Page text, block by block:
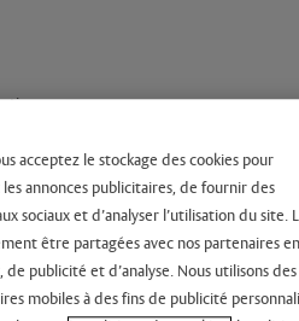
sa pose et sa maintenance
dépose de la fermeture anti-panique
acceptez le stockage des cookies pour
annonces publicitaires, de fournir des
sociaux et d’analyser l’utilisation du site.
être partagées avec nos partenaires
publicité et d’analyse. Nous utilisons
mobiles à des fins de publicité